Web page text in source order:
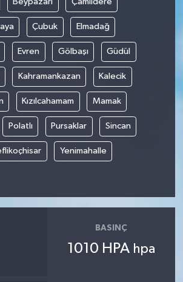
Çubuk Elmadağ
Evren Gölbaşı Güdül
Kahramankazan Kalecik
Kızılcahamam Mamak
Polatlı Pursaklar Sincan
Yenimahalle
BASINÇ
1010 HPA hpa